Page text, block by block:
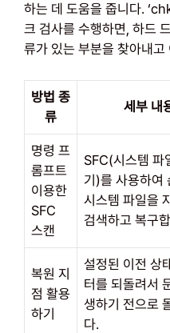
하는 데 도움을 줍니다.
크 검사를 수행하면, 하드
류가 있는 부분을 찾아내고
방법 종
류
세부 내
명령 프
롬프트
이용한
SFC
스캔
SFC(시스템 파
기)를 사용하여
시스템 파일을
검색하고 복구
복원 지
점 활용
하기
설정된 이전 상
터를 되돌려서
생하기 전으로
다.